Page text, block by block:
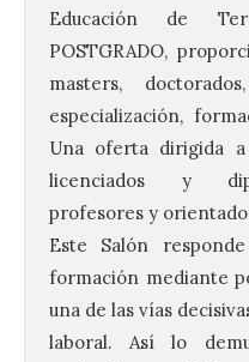
Educación de
POSTGRADO,
masters,
especialización,
Una oferta dirigida a
licenciados y
profesores y
Este Salón
formación mediante
una de las vías
laboral. Así lo